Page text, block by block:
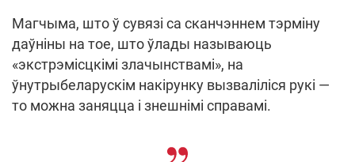
Магчыма, што ў сувязі са сканчэннем тэрміну
даўніны на тое, што ўлады называюць
«экстрэмісцкімі злачынствамі», на
ўнутрыбеларускім накірунку вызваліліся рукі —
то можна заняцца і знешнімі справамі.